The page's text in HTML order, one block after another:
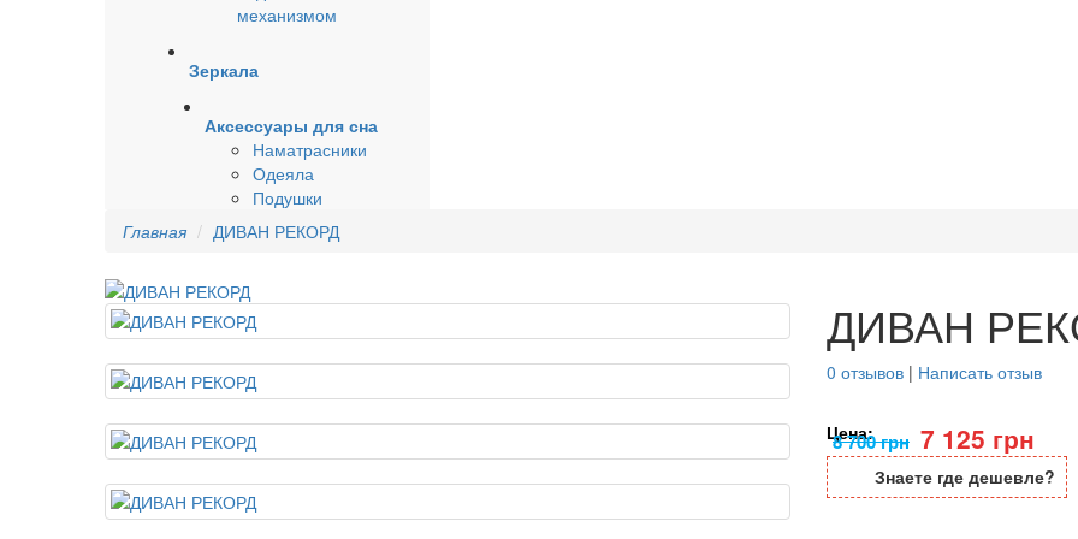
механизмом
Зеркала
Аксессуары для сна
Наматрасники
Одеяла
Подушки
Главная
ДИВАН РЕКОРД
ДИВАН
0 отзывов | Написать отзыв
Цена:
8 700 грн 7 125 грн
Знаете где дешевле?